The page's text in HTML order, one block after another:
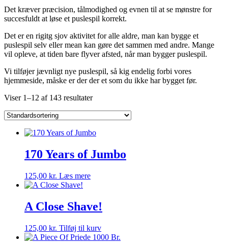
Det kræver præcision, tålmodighed og evnen til at se mønstre for
succesfuldt at løse et puslespil korrekt.
Det er en rigitg sjov aktivitet for alle aldre, man kan bygge et
puslespil selv eller mean kan gøre det sammen med andre. Mange
vil opleve, at tiden bare flyver afsted, når man bygger puslespil.
Vi tilføjer jævnligt nye puslespil, så kig endelig forbi vores
hjemmeside, måske er der der et som du ikke har bygget før.
Viser 1–12 af 143 resultater
170 Years of Jumbo
125,00 kr. Læs mere
A Close Shave!
125,00 kr. Tilføj til kurv